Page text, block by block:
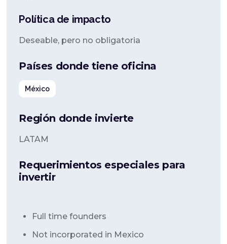
Política de impacto
Deseable, pero no obligatoria
Países donde tiene oficina
México
Región donde invierte
LATAM
Requerimientos especiales para
invertir
Full time founders
Not incorporated in Mexico